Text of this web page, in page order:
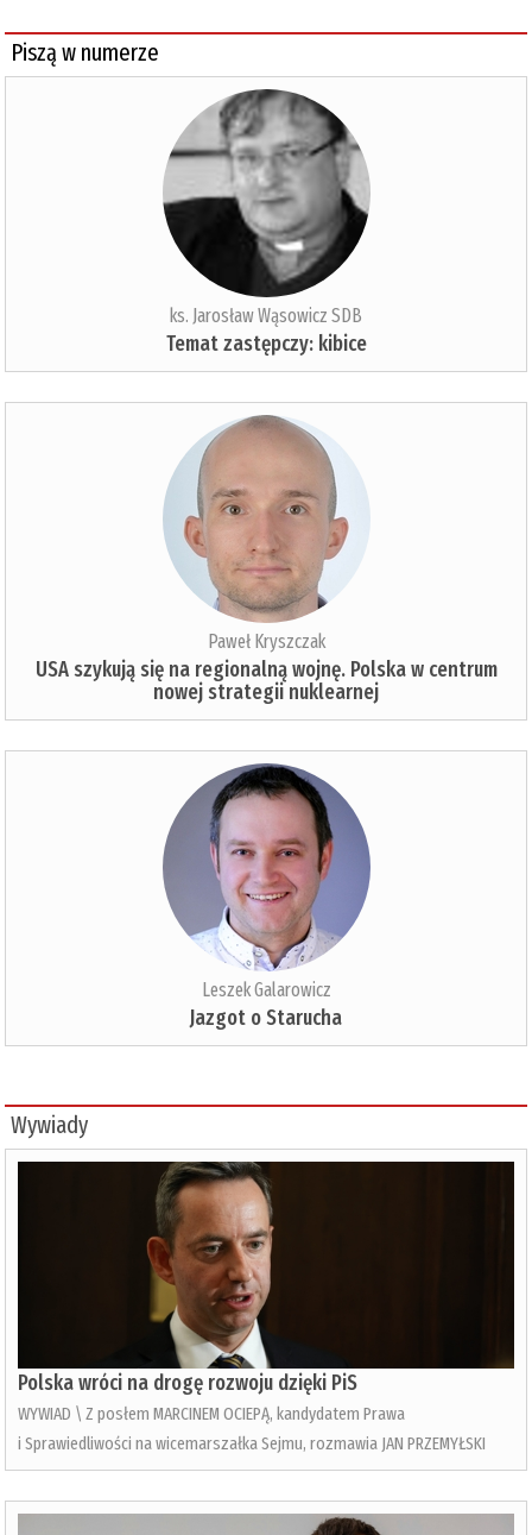
Piszą w numerze
ks. Jarosław Wąsowicz SDB
Temat zastępczy: kibice
Paweł Kryszczak
USA szykują się na regionalną wojnę. Polska w centrum
nowej strategii nuklearnej
Leszek Galarowicz
Jazgot o Starucha
Wywiady
Polska wróci na drogę rozwoju dzięki PiS
WYWIAD \ Z posłem MARCINEM OCIEPĄ, kandydatem Prawa
i Sprawiedliwości na wicemarszałka Sejmu, rozmawia JAN PRZEMYŁSKI